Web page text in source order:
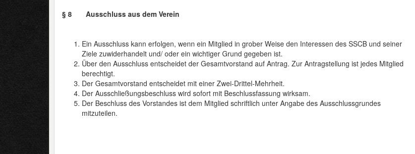
§ 8 Ausschluss aus dem Verein
Ein Ausschluss kann erfolgen, wenn ein Mitglied in grober Weise den Interessen des SSCB und seiner
Ziele zuwiderhandelt und/ oder ein wichtiger Grund gegeben ist.
Über den Ausschluss entscheidet der Gesamtvorstand auf Antrag. Zur Antragstellung ist jedes Mitglied
berechtigt.
Der Gesamtvorstand entscheidet mit einer Zwei-Drittel-Mehrheit.
Der Ausschließungsbeschluss wird sofort mit Beschlussfassung wirksam.
Der Beschluss des Vorstandes ist dem Mitglied schriftlich unter Angabe des Ausschlussgrundes
mitzuteilen.